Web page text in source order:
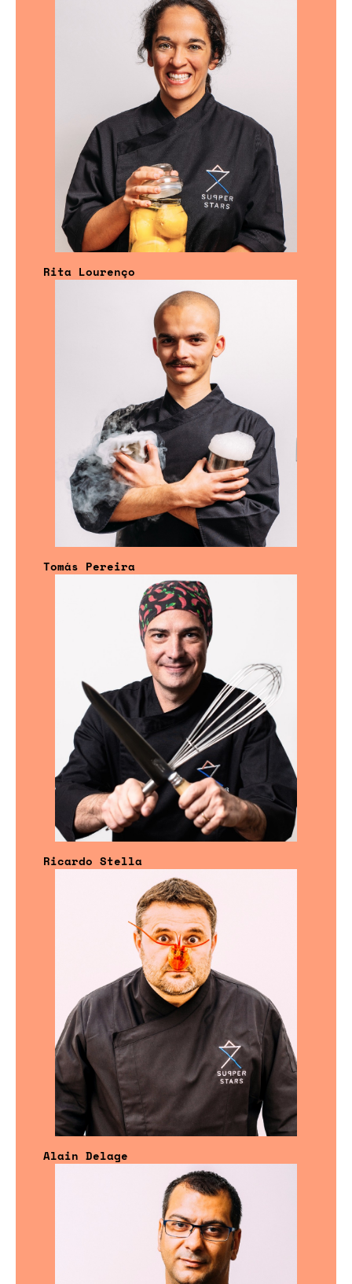
Rita Lourenço
Tomás Pereira
Ricardo Stella
Alain Delage